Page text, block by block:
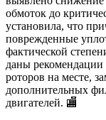
обмоток до
установила, что
поврежденные
фактической
даны рекомендации
роторов на месте,
дополнительных
двигателей. 🏬